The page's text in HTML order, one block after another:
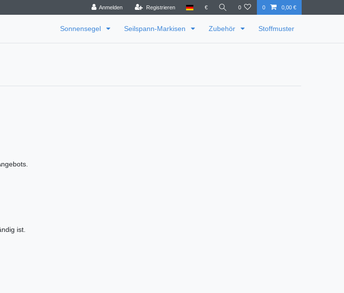
Anmelden Registrieren € 0 0 0,00 €
Sonnensegel Seilspann-Markisen Zubehör Stoffmuster
ist.